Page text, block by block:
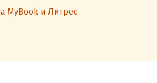
MyBook и Литрес